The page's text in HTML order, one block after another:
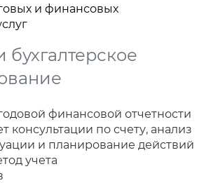
и финансовых
бухгалтерское
финансовой отчетности
консультации по счету, анализ
и планирование действий
учета